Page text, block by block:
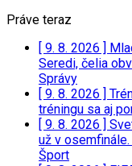
Práve teraz
[ 9. 8. 2026 ]
Seredi, čelia
Správy
[ 9. 8. 2026 ]
tréningu sa aj
[ 9. 8. 2026 ]
už v
Šport